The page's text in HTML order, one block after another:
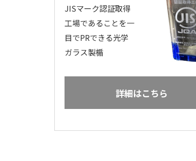
JISマーク認証取得
工場であることを一
目でPRできる光学
ガラス製楯
詳細はこちら